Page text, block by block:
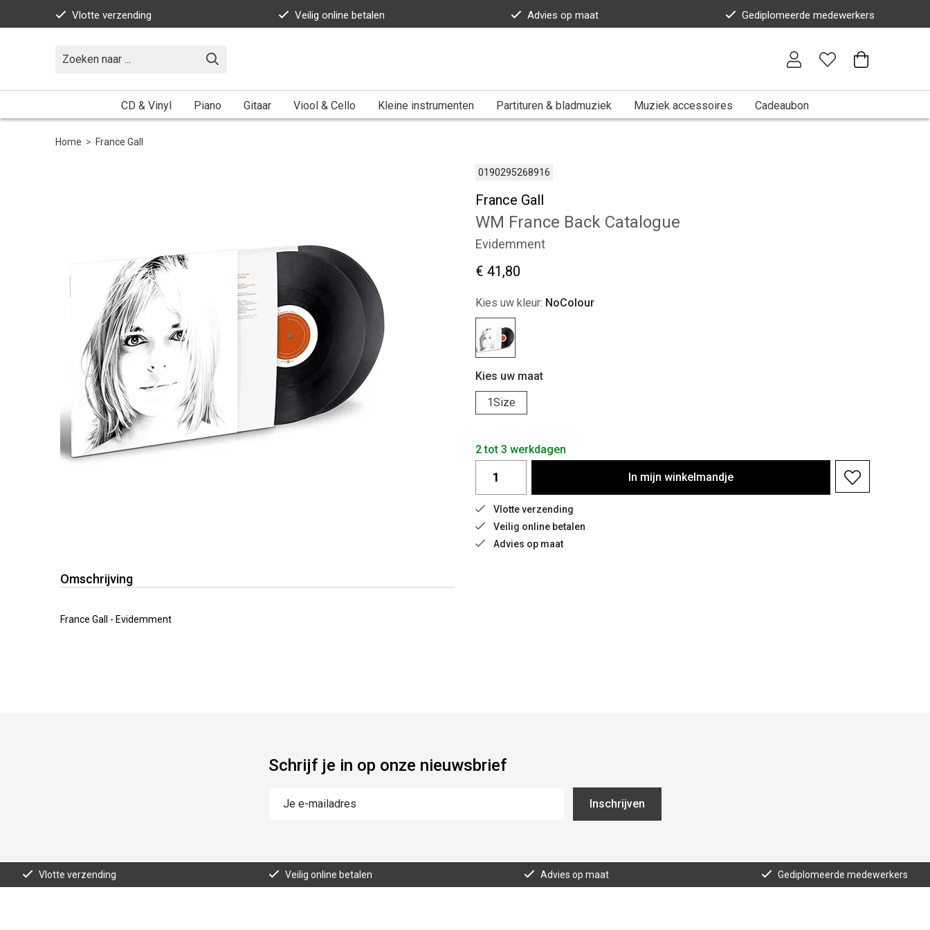
Vlotte verzending Veilig online betalen Advies op maat Gediplomeerde medewerkers
CD & Vinyl Piano Gitaar Viool & Cello Kleine instrumenten Partituren & bladmuziek Muziek accessoires Cadeaubon
Home > France Gall
0190295268916
France Gall
WM France Back Catalogue
Evidemment
€ 41,80
Kies uw kleur: NoColour
Kies uw maat
1Size
2 tot 3 werkdagen
In mijn winkelmandje
Vlotte verzending
Veilig online betalen
Advies op maat
Omschrijving
France Gall - Evidemment
Schrijf je in op onze nieuwsbrief
Inschrijven
Vlotte verzending Veilig online betalen Advies op maat Gediplomeerde medewerkers